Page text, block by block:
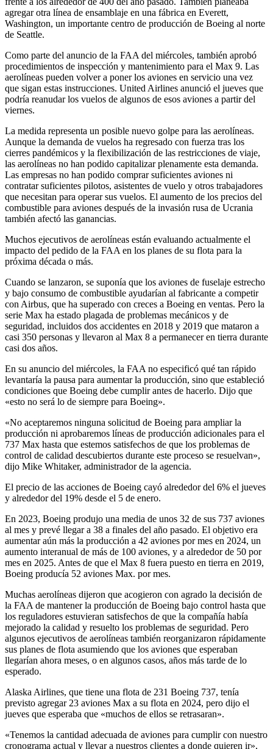
agregar otra línea de ensamblaje en una fábrica en Everett,
Washington, un importante centro de producción de Boeing al norte
de Seattle.
Como parte del anuncio de la FAA del miércoles, también aprobó
procedimientos de inspección y mantenimiento para el Max 9. Las
aerolíneas pueden volver a poner los aviones en servicio una vez
que sigan estas instrucciones. United Airlines anunció el jueves que
podría reanudar los vuelos de algunos de esos aviones a partir del
viernes.
La medida representa un posible nuevo golpe para las aerolíneas.
Aunque la demanda de vuelos ha regresado con fuerza tras los
cierres pandémicos y la flexibilización de las restricciones de viaje,
las aerolíneas no han podido capitalizar plenamente esta demanda.
Las empresas no han podido comprar suficientes aviones ni
contratar suficientes pilotos, asistentes de vuelo y otros trabajadores
que necesitan para operar sus vuelos. El aumento de los precios del
combustible para aviones después de la invasión rusa de Ucrania
también afectó las ganancias.
Muchos ejecutivos de aerolíneas están evaluando actualmente el
impacto del pedido de la FAA en los planes de su flota para la
próxima década o más.
Cuando se lanzaron, se suponía que los aviones de fuselaje estrecho
y bajo consumo de combustible ayudarían al fabricante a competir
con Airbus, que ha superado con creces a Boeing en ventas. Pero la
serie Max ha estado plagada de problemas mecánicos y de
seguridad, incluidos dos accidentes en 2018 y 2019 que mataron a
casi 350 personas y llevaron al Max 8 a permanecer en tierra durante
casi dos años.
En su anuncio del miércoles, la FAA no especificó qué tan rápido
levantaría la pausa para aumentar la producción, sino que estableció
condiciones que Boeing debe cumplir antes de hacerlo. Dijo que
«esto no será lo de siempre para Boeing».
«No aceptaremos ninguna solicitud de Boeing para ampliar la
producción ni aprobaremos líneas de producción adicionales para el
737 Max hasta que estemos satisfechos de que los problemas de
control de calidad descubiertos durante este proceso se resuelvan»,
dijo Mike Whitaker, administrador de la agencia.
El precio de las acciones de Boeing cayó alrededor del 6% el jueves
y alrededor del 19% desde el 5 de enero.
En 2023, Boeing produjo una media de unos 32 de sus 737 aviones
al mes y prevé llegar a 38 a finales del año pasado. El objetivo era
aumentar aún más la producción a 42 aviones por mes en 2024, un
aumento interanual de más de 100 aviones, y a alrededor de 50 por
mes en 2025. Antes de que el Max 8 fuera puesto en tierra en 2019,
Boeing producía 52 aviones Max. por mes.
Muchas aerolíneas dijeron que acogieron con agrado la decisión de
la FAA de mantener la producción de Boeing bajo control hasta que
los reguladores estuvieran satisfechos de que la compañía había
mejorado la calidad y resuelto los problemas de seguridad. Pero
algunos ejecutivos de aerolíneas también reorganizaron rápidamente
sus planes de flota asumiendo que los aviones que esperaban
llegarían ahora meses, o en algunos casos, años más tarde de lo
esperado.
Alaska Airlines, que tiene una flota de 231 Boeing 737, tenía
previsto agregar 23 aviones Max a su flota en 2024, pero dijo el
jueves que esperaba que «muchos de ellos se retrasaran».
«Tenemos la cantidad adecuada de aviones para cumplir con nuestro
cronograma actual y llevar a nuestros clientes a donde quieren ir»,